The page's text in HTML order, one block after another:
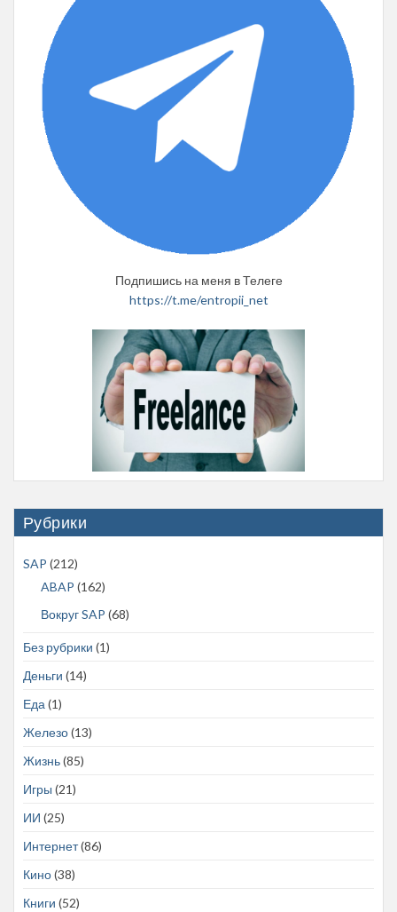
Подпишись на меня в Телеге
https://t.me/entropii_net
Рубрики
SAP (212)
ABAP (162)
Вокруг SAP (68)
Без рубрики (1)
Деньги (14)
Еда(1)
Железо(13)
Жизнь(85)
Игры (21)
ИИ (25)
Интернет(86)
Кино(38)
Книги (52)